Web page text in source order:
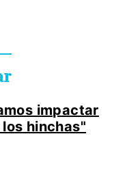
impactar
hinchas"